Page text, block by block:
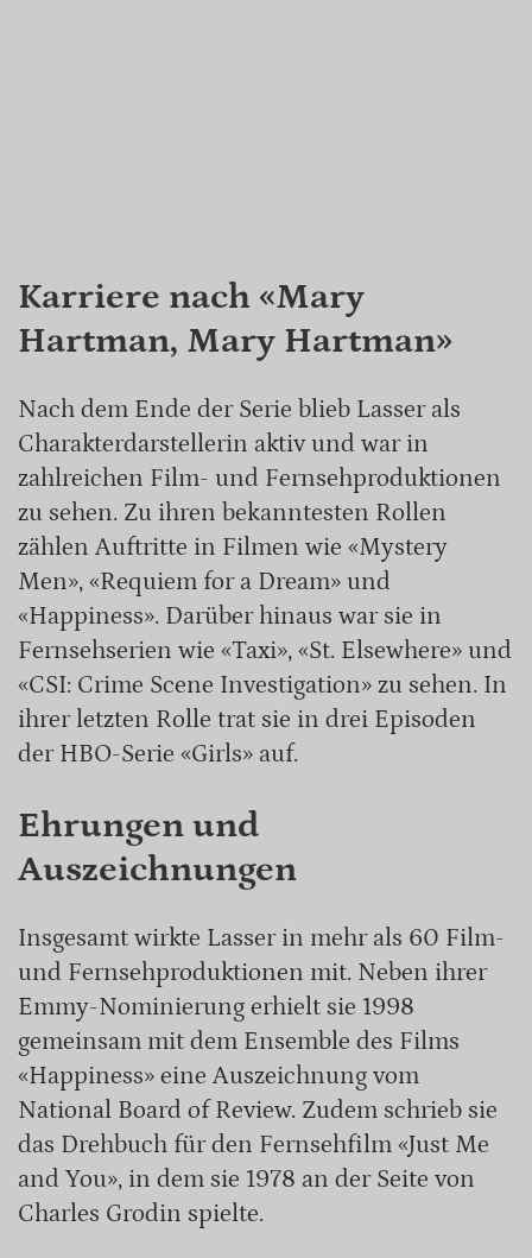
Karriere nach «Mary
Hartman, Mary Hartman»
Nach dem Ende der Serie blieb Lasser als
Charakterdarstellerin aktiv und war in
zahlreichen Film- und Fernsehproduktionen
zu sehen. Zu ihren bekanntesten Rollen
zählen Auftritte in Filmen wie «Mystery
Men», «Requiem for a Dream» und
«Happiness». Darüber hinaus war sie in
Fernsehserien wie «Taxi», «St. Elsewhere» und
«CSI: Crime Scene Investigation» zu sehen. In
ihrer letzten Rolle trat sie in drei Episoden
der HBO-Serie «Girls» auf.
Ehrungen und
Auszeichnungen
Insgesamt wirkte Lasser in mehr als 60 Film-
und Fernsehproduktionen mit. Neben ihrer
Emmy-Nominierung erhielt sie 1998
gemeinsam mit dem Ensemble des Films
«Happiness» eine Auszeichnung vom
National Board of Review. Zudem schrieb sie
das Drehbuch für den Fernsehfilm «Just Me
and You», in dem sie 1978 an der Seite von
Charles Grodin spielte.